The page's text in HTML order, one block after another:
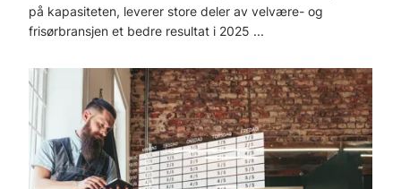
på kapasiteten, leverer store deler av velvære- og
frisørbransjen et bedre resultat i 2025 ...